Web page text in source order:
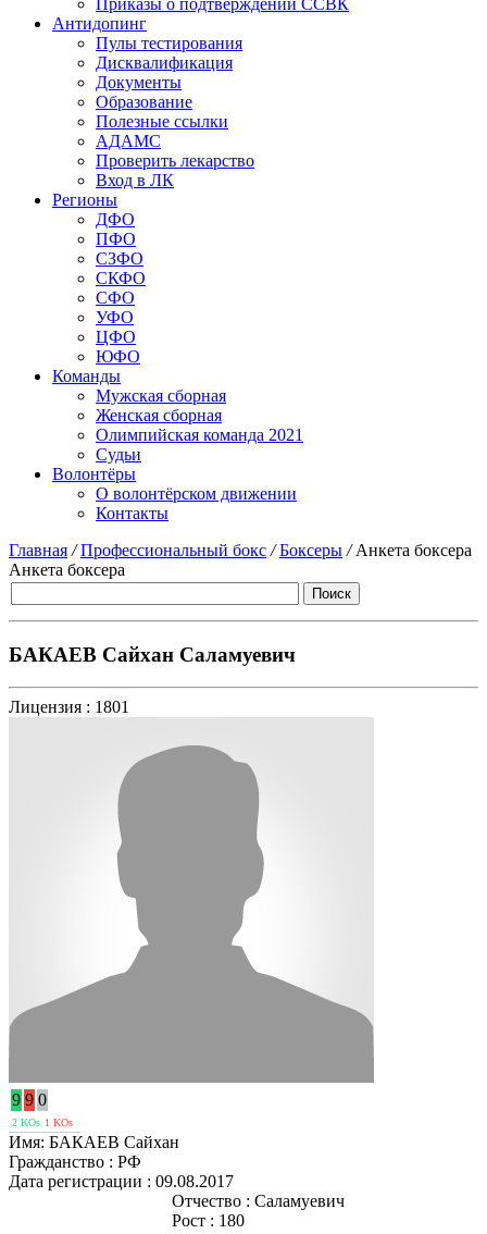
Приказы о подтверждении ССВК
Антидопинг
Пулы тестирования
Дисквалификация
Документы
Образование
Полезные ссылки
АДАМС
Проверить лекарство
Вход в ЛК
Регионы
ДФО
ПФО
СЗФО
СКФО
СФО
УФО
ЦФО
ЮФО
Команды
Мужская сборная
Женская сборная
Олимпийская команда 2021
Судьи
Волонтёры
О волонтёрском движении
Контакты
Главная / Профессиональный бокс / Боксеры /Анкета боксера
Анкета боксера
БАКАЕВ Сайхан Саламуевич
Лицензия : 1801
9 9 0
2 KOs 1 KOs
Имя: БАКАЕВ Сайхан
Гражданство : РФ
Дата регистрации : 09.08.2017
Отчество : Саламуевич
Рост : 180